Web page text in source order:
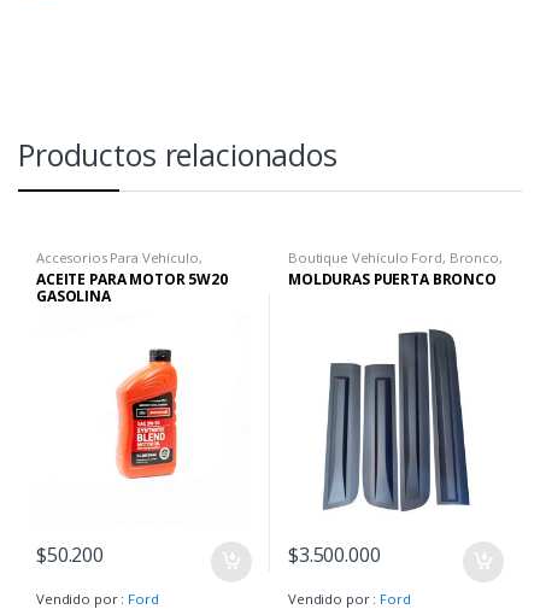
Productos relacionados
Accesorios Para Vehículo,
Boutique Vehículo Ford
ACEITE PARA MOTOR 5W20
GASOLINA
$50.200
Vendido por : Ford
Boutique Vehículo Ford, Bronco,
Bronco Big Ben,Bronco
Wildtrack
MOLDURAS PUERTA BRONCO
$3.500.000
Vendido por : Ford